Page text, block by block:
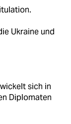
Ukraine und
sich in
Diplomaten